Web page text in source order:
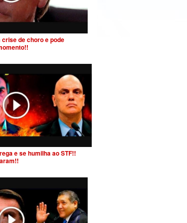
de choro e pode
e se humilha ao STF!!